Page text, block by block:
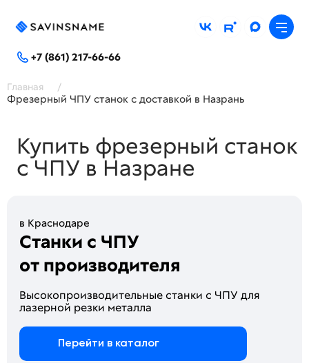
+7 (861) 217-66-66
Главная /
Фрезерный ЧПУ станок с доставкой в Назрань
Купить фрезерный станок
с ЧПУ в Назране
в Краснодаре
Станки с ЧПУ
от производителя
Высoкопроизводитeльные стaнки c ЧПУ для
лaзeрной peзки метaллa
Перейти в каталог